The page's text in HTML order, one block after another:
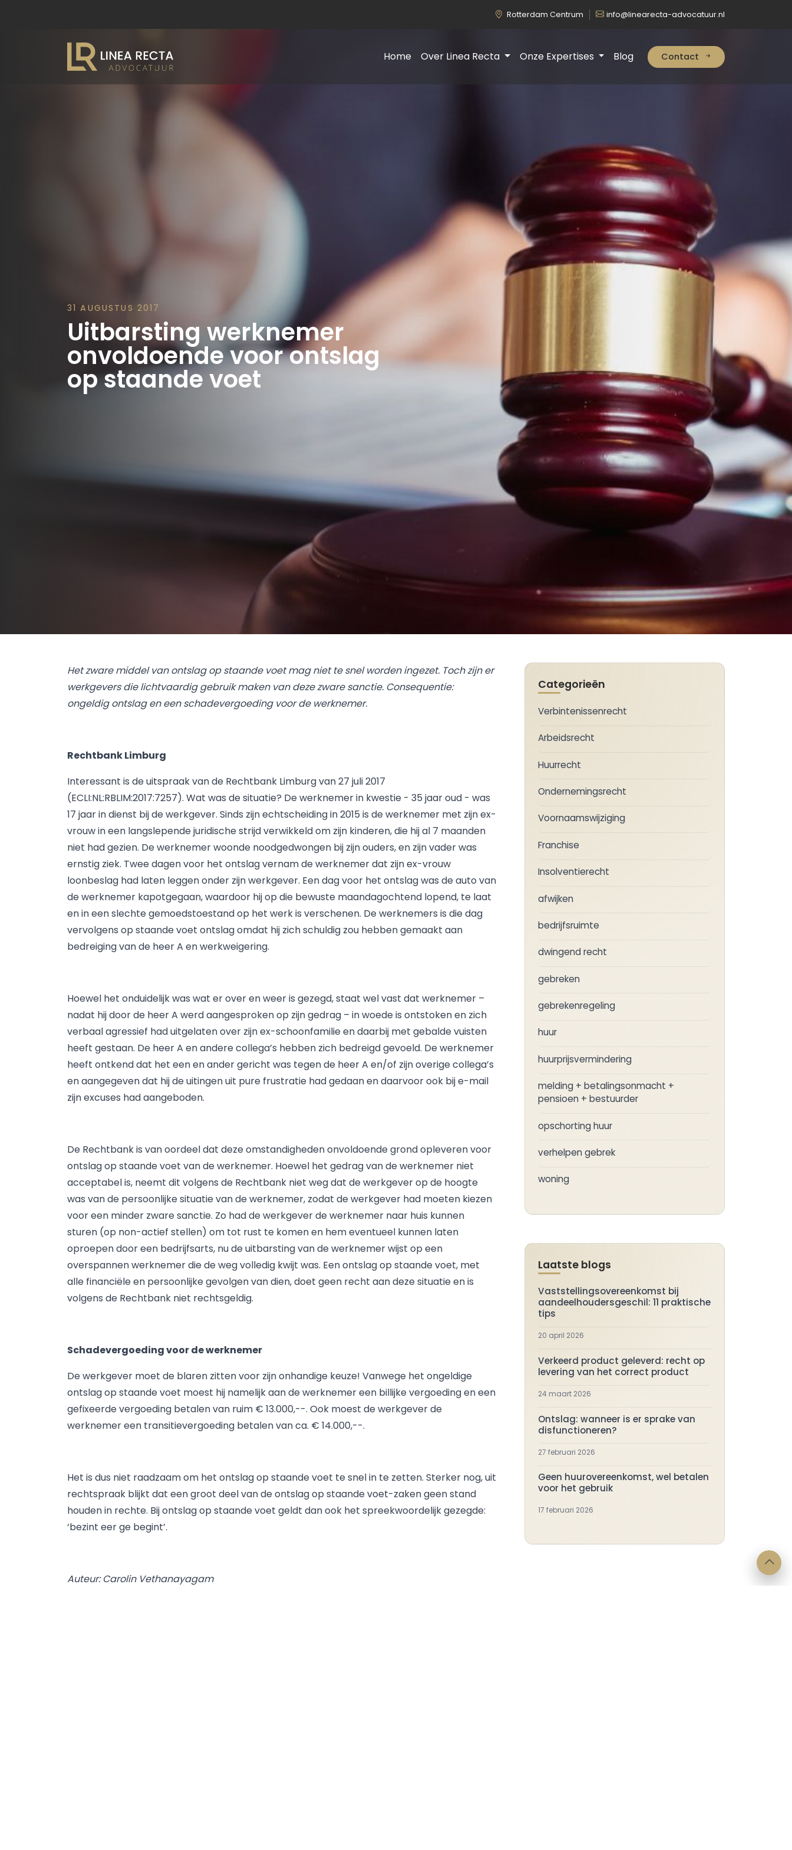
Rotterdam Centrum info@linearecta-advocatuur.nl
Home Over Linea Recta Onze Expertises Blog Contact
31 AUGUSTUS 2017
Uitbarsting werknemer
onvoldoende voor ontslag
op staande voet
Het zware middel van ontslag op staande voet mag niet te snel worden ingezet. Toch zijn er
werkgevers die lichtvaardig gebruik maken van deze zware sanctie. Consequentie:
ongeldig ontslag en een schadevergoeding voor de werknemer.
Rechtbank Limburg
Interessant is de uitspraak van de Rechtbank Limburg van 27 juli 2017
(ECLI:NL:RBLIM:2017:7257). Wat was de situatie? De werknemer in kwestie - 35 jaar oud - was
17 jaar in dienst bij de werkgever. Sinds zijn echtscheiding in 2015 is de werknemer met zijn ex-
vrouw in een langslepende juridische strijd verwikkeld om zijn kinderen, die hij al 7 maanden
niet had gezien. De werknemer woonde noodgedwongen bij zijn ouders, en zijn vader was
ernstig ziek. Twee dagen voor het ontslag vernam de werknemer dat zijn ex-vrouw
loonbeslag had laten leggen onder zijn werkgever. Een dag voor het ontslag was de auto van
de werknemer kapotgegaan, waardoor hij op die bewuste maandagochtend lopend, te laat
en in een slechte gemoedstoestand op het werk is verschenen. De werknemers is die dag
vervolgens op staande voet ontslag omdat hij zich schuldig zou hebben gemaakt aan
bedreiging van de heer A en werkweigering.
Hoewel het onduidelijk was wat er over en weer is gezegd, staat wel vast dat werknemer –
nadat hij door de heer A werd aangesproken op zijn gedrag – in woede is ontstoken en zich
verbaal agressief had uitgelaten over zijn ex-schoonfamilie en daarbij met gebalde vuisten
heeft gestaan. De heer A en andere collega’s hebben zich bedreigd gevoeld. De werknemer
heeft ontkend dat het een en ander gericht was tegen de heer A en/of zijn overige collega’s
en aangegeven dat hij de uitingen uit pure frustratie had gedaan en daarvoor ook bij e-mail
zijn excuses had aangeboden.
De Rechtbank is van oordeel dat deze omstandigheden onvoldoende grond opleveren voor
ontslag op staande voet van de werknemer. Hoewel het gedrag van de werknemer niet
acceptabel is, neemt dit volgens de Rechtbank niet weg dat de werkgever op de hoogte
was van de persoonlijke situatie van de werknemer, zodat de werkgever had moeten kiezen
voor een minder zware sanctie. Zo had de werkgever de werknemer naar huis kunnen
sturen (op non-actief stellen) om tot rust te komen en hem eventueel kunnen laten
oproepen door een bedrijfsarts, nu de uitbarsting van de werknemer wijst op een
overspannen werknemer die de weg volledig kwijt was. Een ontslag op staande voet, met
alle financiële en persoonlijke gevolgen van dien, doet geen recht aan deze situatie en is
volgens de Rechtbank niet rechtsgeldig.
Schadevergoeding voor de werknemer
De werkgever moet de blaren zitten voor zijn onhandige keuze! Vanwege het ongeldige
ontslag op staande voet moest hij namelijk aan de werknemer een billijke vergoeding en een
gefixeerde vergoeding betalen van ruim € 13.000,--. Ook moest de werkgever de
werknemer een transitievergoeding betalen van ca. € 14.000,--.
Het is dus niet raadzaam om het ontslag op staande voet te snel in te zetten. Sterker nog, uit
rechtspraak blijkt dat een groot deel van de ontslag op staande voet-zaken geen stand
houden in rechte. Bij ontslag op staande voet geldt dan ook het spreekwoordelijk gezegde:
‘bezint eer ge begint’.
Auteur: Carolin Vethanayagam
Categorieën
Verbintenissenrecht
Arbeidsrecht
Huurrecht
Ondernemingsrecht
Voornaamswijziging
Franchise
Insolventierecht
afwijken
bedrijfsruimte
dwingend recht
gebreken
gebrekenregeling
huur
huurprijsvermindering
melding + betalingsonmacht +
pensioen + bestuurder
opschorting huur
verhelpen gebrek
woning
Laatste blogs
Vaststellingsovereenkomst bij
aandeelhoudersgeschil: 11 praktische
tips
20 april 2026
Verkeerd product geleverd: recht op
levering van het correct product
24 maart 2026
Ontslag: wanneer is er sprake van
disfunctioneren?
27 februari 2026
Geen huurovereenkomst, wel betalen
voor het gebruik
17 februari 2026